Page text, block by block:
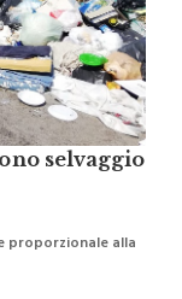
selvaggio
alla